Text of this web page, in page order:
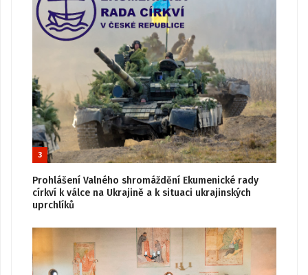
3
Prohlášení Valného shromáždění Ekumenické rady
církví k válce na Ukrajině a k situaci ukrajinských
uprchlíků